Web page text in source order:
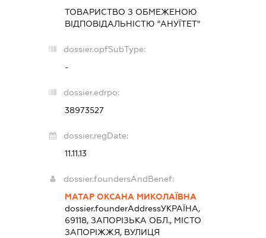
ТОВАРИСТВО З ОБМЕЖЕНОЮ
ВІДПОВІДАЛЬНІСТЮ "АНУЇТЕТ"
dossier.opfSubType:
-
dossier.edrpo:
38973527
dossier.regDate:
11.11.13
dossier.foundersAndBenef:
МАТАР ОКСАНА МИКОЛАЇВНА
dossier.founderAddressУКРАЇНА,
69118, ЗАПОРІЗЬКА ОБЛ., МІСТО
ЗАПОРІЖЖЯ, ВУЛИЦЯ